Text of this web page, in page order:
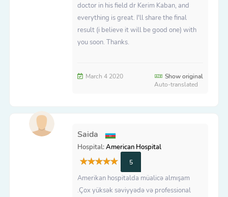
doctor in his field dr Kerim Kaban, and
everything is great. I'll share the final
result (i believe it will be good one) with
you soon. Thanks.
March 4 2020
Show original
Auto-translated
Saida
Hospital:American Hospital
5
Amerikan hospitalda müalicə almışam
.Çox yüksək səviyyədə və professional